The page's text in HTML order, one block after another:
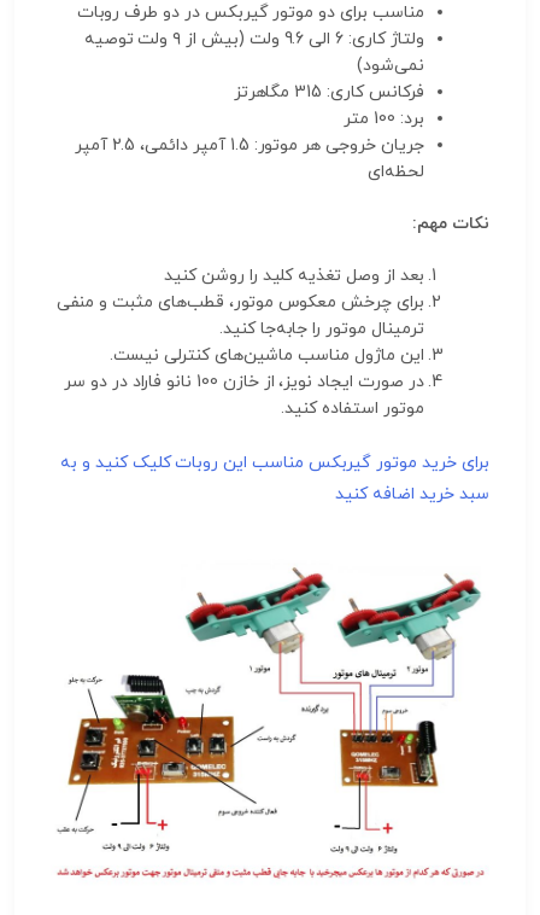
مناسب برای دو موتور گیربکس در دو طرف روبات
ولتاژ کاری: 6 الی 9.6 ولت (بیش از ۹ ولت توصیه
نمی‌شود)
فرکانس کاری: 315 مگاهرتز
برد: 100 متر
جریان خروجی هر موتور: 1.5 آمپر دائمی، 2.5 آمپر
لحظه‌ای
نکات مهم:
بعد از وصل تغذیه کلید را روشن کنید
برای چرخش معکوس موتور، قطب‌های مثبت و منفی
ترمینال موتور را جابه‌جا کنید.
این ماژول مناسب ماشین‌های کنترلی نیست.
در صورت ایجاد نویز، از خازن 100 نانو فاراد در دو سر
موتور استفاده کنید.
برای خرید موتور گیربکس مناسب این روبات کلیک کنید و به
سبد خرید اضافه کنید